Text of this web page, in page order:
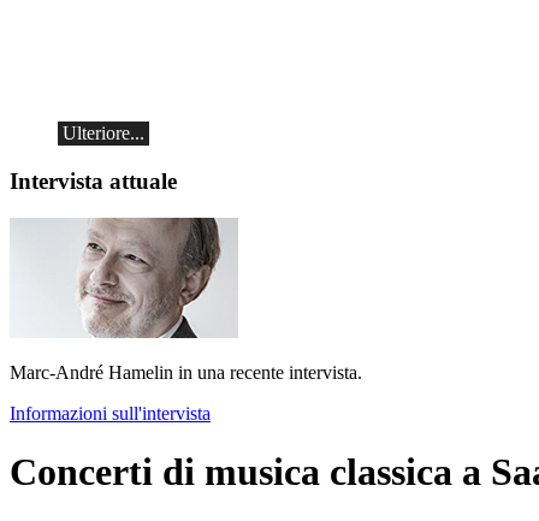
Ulteriore...
Intervista attuale
Marc-André Hamelin in una recente intervista.
Informazioni sull'intervista
Concerti di musica classica a